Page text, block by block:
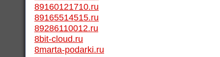
89160121710.ru
89165514515.ru
89286110012.ru
8bit-cloud.ru
8marta-podarki.ru